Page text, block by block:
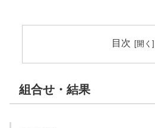
目次
組合せ・結果